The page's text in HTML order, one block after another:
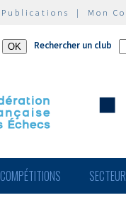
Publications | Mon
Rechercher un club
COMPÉTITIONS